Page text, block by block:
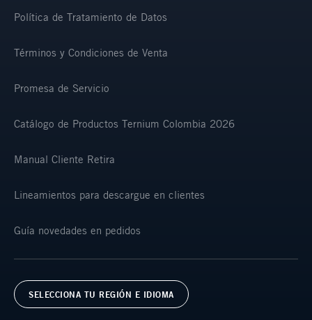
Política de Tratamiento de Datos
Términos y Condiciones de Venta
Promesa de Servicio
Catálogo de Productos Ternium Colombia 2026
Manual Cliente Retira
Lineamientos para descargue en clientes
Guía novedades en pedidos
SELECCIONA TU REGIÓN E IDIOMA